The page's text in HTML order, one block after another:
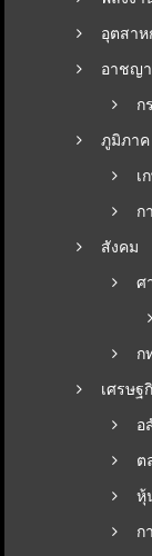
อุตสาห
อาชญ
ก
ภูมิภาค
เ
ก
สังคม
ศ
ก
เศรษฐ
อ
ต
หุ้
ก